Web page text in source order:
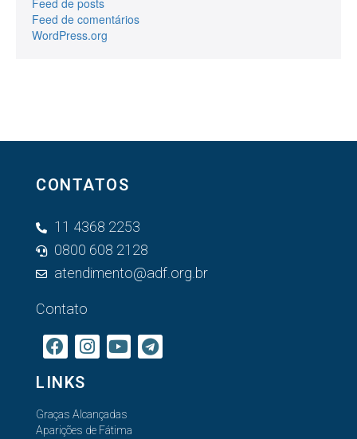
Feed de comentários
WordPress.org
CONTATOS
11 4368 2253
0800 608 2128
atendimento@adf.org.br
Contato
LINKS
Graças Alcançadas
Aparições de Fátima